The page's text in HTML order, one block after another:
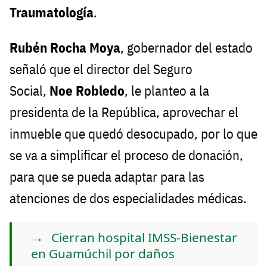
Traumatología.
Rubén Rocha Moya, gobernador del estado
señaló que el director del Seguro
Social, Noe Robledo, le planteo a la
presidenta de la República, aprovechar el
inmueble que quedó desocupado, por lo que
se va a simplificar el proceso de donación,
para que se pueda adaptar para las
atenciones de dos especialidades médicas.
Cierran hospital IMSS-Bienestar
en Guamúchil por daños